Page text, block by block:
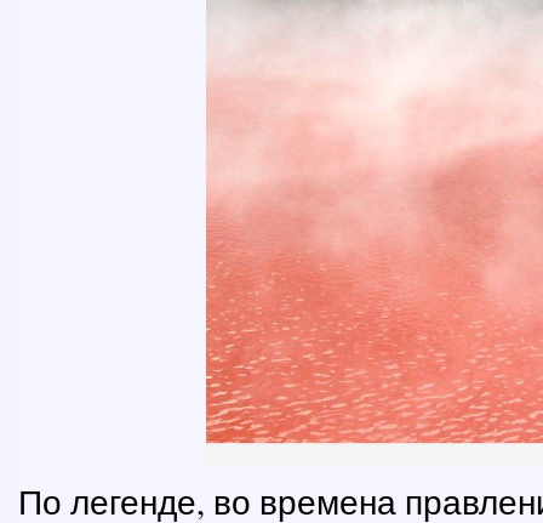
По легенде, во времена